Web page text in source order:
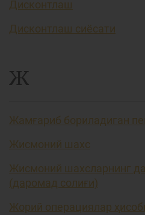
Дисконтлаш
Дисконтлаш сиёсати
Ж
Жамғариб бориладиган
Жисмоний шахс
Жисмоний шахсларнинг
(даромад солиғи)
Жорий операциялар